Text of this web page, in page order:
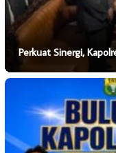
Perkuat Sinergi,